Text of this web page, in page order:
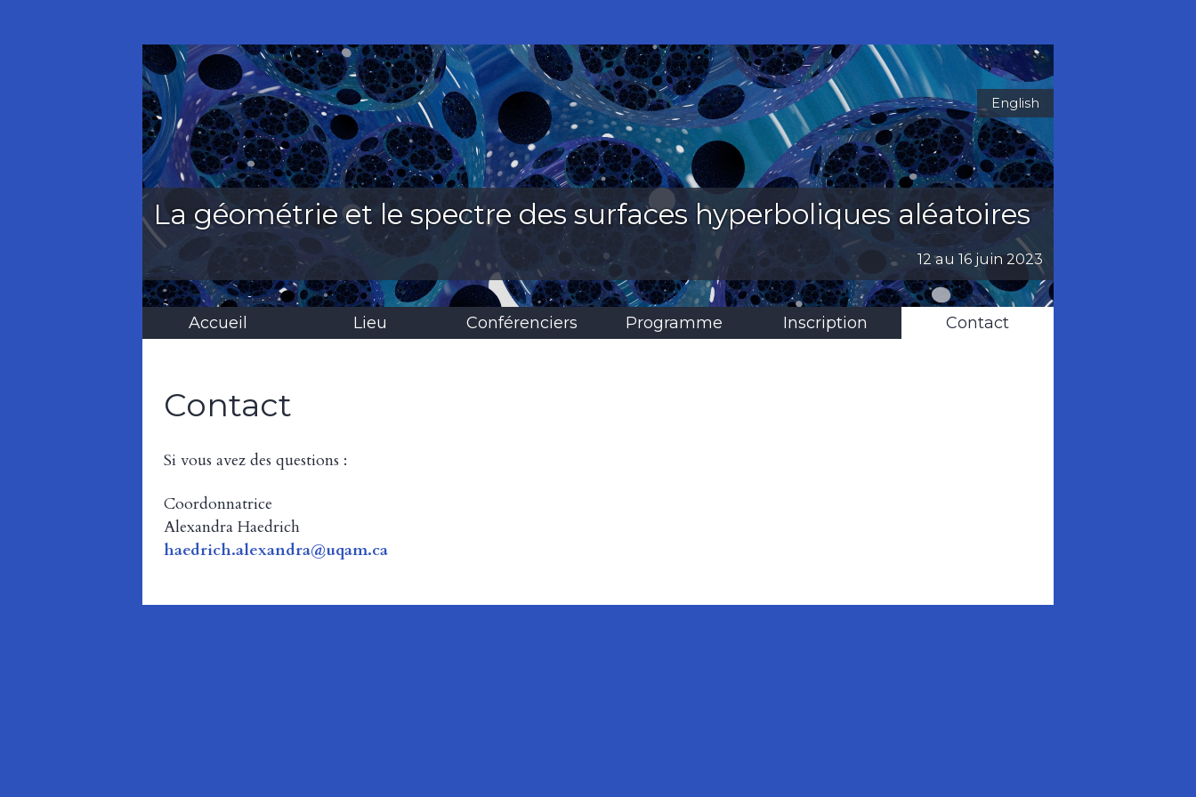
La géométrie et le spectre des surfaces hyperboliques aléatoires
12 au 16 juin 2023
English
Accueil Lieu Conférenciers Programme Inscription Contact
Contact
Si vous avez des questions :
Coordonnatrice
Alexandra Haedrich
haedrich.alexandra@uqam.ca